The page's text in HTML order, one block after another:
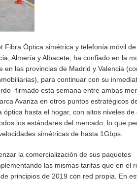
Fibra Óptica simétrica y telefonía móvil
Almería y Albacete, ha confiado en la
en las provincias de Madrid y Valencia
para continuar con su
-firmado esta semana entre ambas
Avanza en otros puntos estratégicos
hasta el hogar, con altos niveles de
los estándares del mercado, lo que
simétricas de hasta 1Gbps.
la comercialización de sus paquetes
las mismas tarifas que en el
principios de 2019 con red propia. En